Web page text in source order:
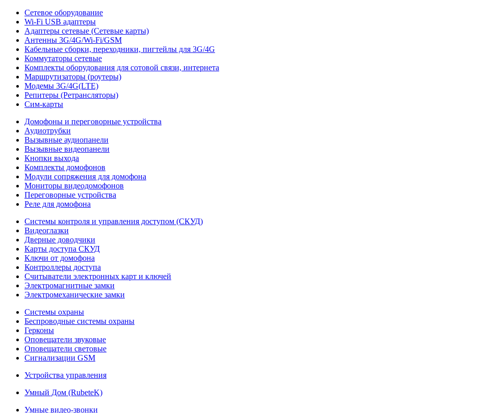
Сетевое оборудование
Wi-Fi USB адаптеры
Адаптеры сетевые (Сетевые карты)
Антенны 3G/4G/Wi-Fi/GSM
Кабельные сборки, переходники, пигтейлы для 3G/4G
Коммутаторы сетевые
Комплекты оборудования для сотовой связи, интернета
Маршрутизаторы (роутеры)
Модемы 3G/4G(LTE)
Репитеры (Ретрансляторы)
Сим-карты
Домофоны и переговорные устройства
Аудиотрубки
Вызывные аудиопанели
Вызывные видеопанели
Кнопки выхода
Комплекты домофонов
Модули сопряжения для домофона
Мониторы видеодомофонов
Переговорные устройства
Реле для домофона
Системы контроля и управления доступом (СКУД)
Видеоглазки
Дверные доводчики
Карты доступа СКУД
Ключи от домофона
Контроллеры доступа
Считыватели электронных карт и ключей
Электромагнитные замки
Электромеханические замки
Системы охраны
Беспроводные системы охраны
Герконы
Оповещатели звуковые
Оповещатели световые
Сигнализации GSM
Устройства управления
Умный Дом (RubeteK)
Умные видео-звонки